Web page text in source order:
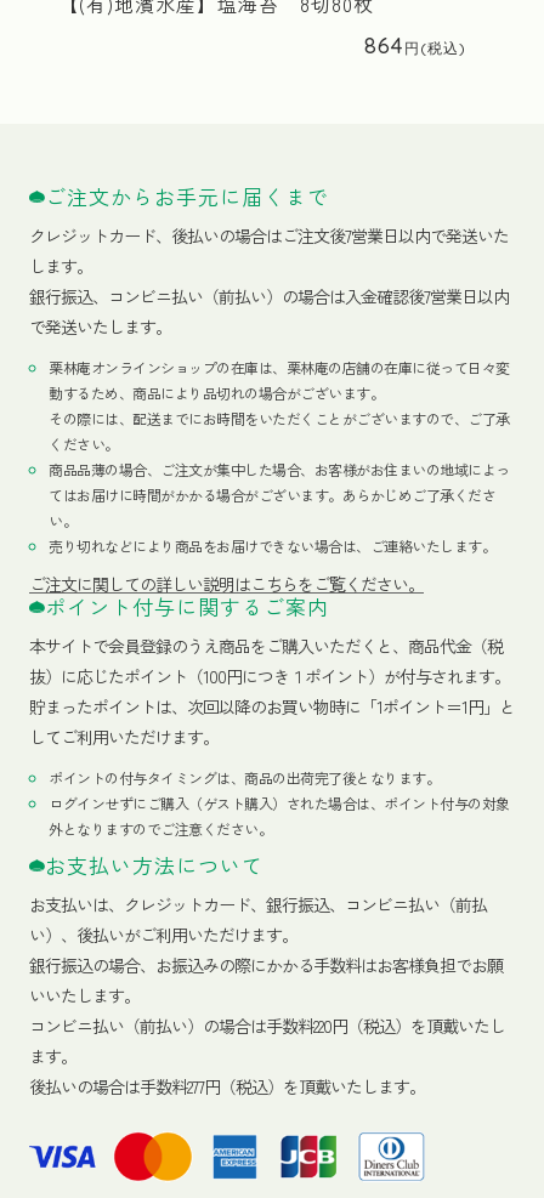
864
ご注文からお手元に届くまで
クレジットカード、 後払いの場合はご注文後7営業日以内で発送いた
します。
銀行振込、コンビニ払い（前払い）の場合は入金確認後7営業日以内
で発送いたします。
栗林庵オンラインショップの在庫は、栗林庵の店舗の在庫に従って日々変
動するため、商品により品切れの場合がございます。
その際には、配送までにお時間をいただくことがございますので、ご了承
ください。
商品品薄の場合、ご注文が集中した場合、お客様がお住まいの地域によっ
てはお届けに時間がかかる場合がございます。あらかじめご了承くださ
い。
売り切れなどにより商品をお届けできない場合は、ご連絡いたします。
ご注文に関しての詳しい説明はこちらをご覧ください。
ポイント付与に関するご案内
本サイトで会員登録のうえ商品をご購入いただくと、商品代金（税
抜）に応じたポイント（100円につき１ポイント）が付与されます。
貯まったポイントは、次回以降のお買い物時に「1ポイント＝1円」と
してご利用いただけます。
ポイントの付与タイミングは、商品の出荷完了後となります。
ログインせずにご購入（ゲスト購入）された場合は、ポイント付与の対象
外となりますのでご注意ください。
お支払い方法について
お支払いは、クレジットカード、銀行振込、コンビニ払い（前払
い）、後払いがご利用いただけます。
銀行振込の場合、お振込みの際にかかる手数料はお客様負担でお願
いいたします。
コンビニ払い（前払い）の場合は手数料220円（税込）を頂戴いたし
ます。
後払いの場合は手数料277円（税込）を頂戴いたします。